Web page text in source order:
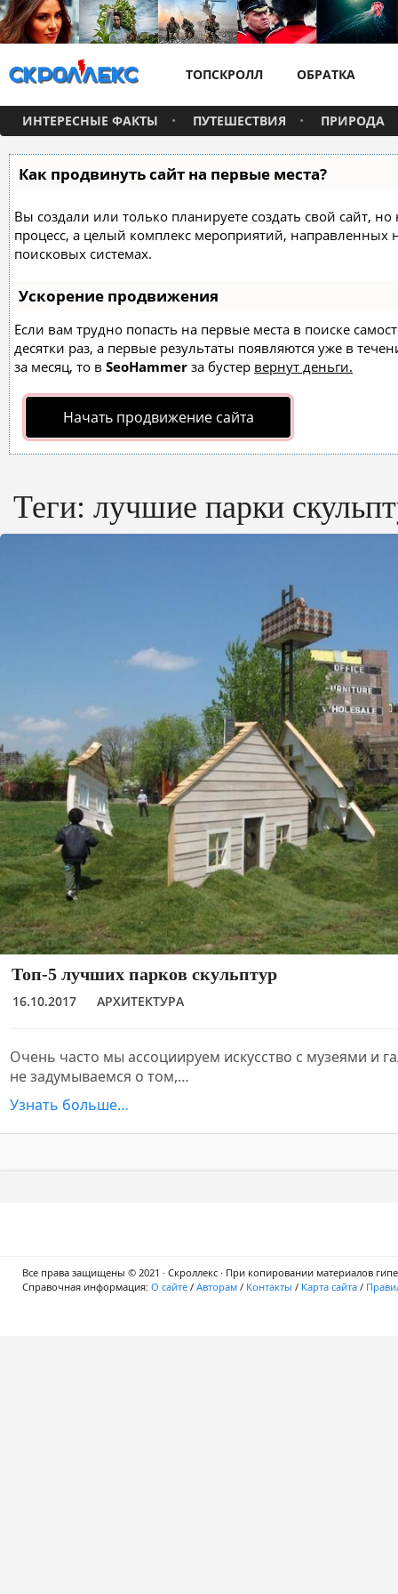
ТОПСКРОЛЛ ОБРАТКА
ИНТЕРЕСНЫЕ ФАКТЫ ПУТЕШЕСТВИЯ ПРИРОДА
Как продвинуть сайт на первые места?
Вы создали или только планируете создать свой сайт,
процесс, а целый комплекс мероприятий,
поисковых системах.
Ускорение продвижения
Если вам трудно попасть на первые места в поиске
десятки раз, а первые результаты появляются уже в
за месяц, то в SeoHammer за бустер вернут деньги.
Начать продвижение сайта
Теги: лучшие парки
Топ-5 лучших парков скульптур
16.10.2017 АРХИТЕКТУРА
Очень часто мы ассоциируем искусство с музеями и
не задумываемся о том,…
Узнать больше…
Все права защищены © 2021 · Скроллекс · При копировании материалов
Справочная информация: О сайте / Авторам / Контакты / Карта сайта /